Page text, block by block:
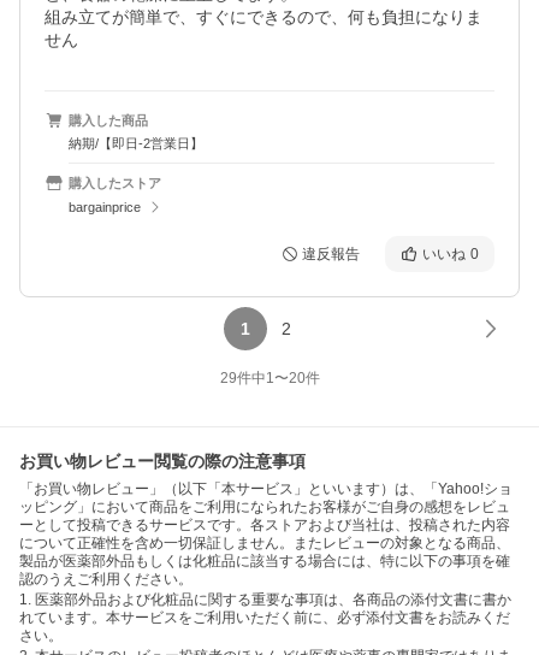
組み立てが簡単で、すぐにできるので、何も負担になりま
せん
購入した商品
納期/【即日-2営業日】
購入したストア
bargainprice
違反報告 いいね 0
1 2
29件中1〜20件
お買い物レビュー閲覧の際の注意事項
「お買い物レビュー」（以下「本サービス」といいます）は、「Yahoo!ショ
ッピング」において商品をご利用になられたお客様がご自身の感想をレビュ
ーとして投稿できるサービスです。各ストアおよび当社は、投稿された内容
について正確性を含め一切保証しません。またレビューの対象となる商品、
製品が医薬部外品もしくは化粧品に該当する場合には、特に以下の事項を確
認のうえご利用ください。
1. 医薬部外品および化粧品に関する重要な事項は、各商品の添付文書に書か
れています。本サービスをご利用いただく前に、必ず添付文書をお読みくだ
さい。